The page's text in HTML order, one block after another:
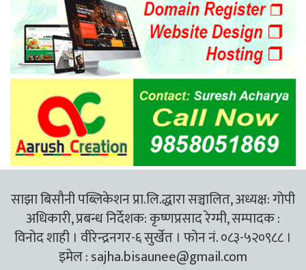
साझा बिसौनी पब्लिकेशन प्रा.लि.द्धारा सञ्चालित, अध्यक्ष: गोपी
अधिकारी, प्रबन्ध निर्देशक: कृष्णप्रसाद रेग्मी, सम्पादक :
विनोद शाही । वीरेन्द्रनगर-६ सुर्खेत । फोन नं. ०८३-५२०९८८ ।
इमेल :sajha.bisaunee@gmail.com